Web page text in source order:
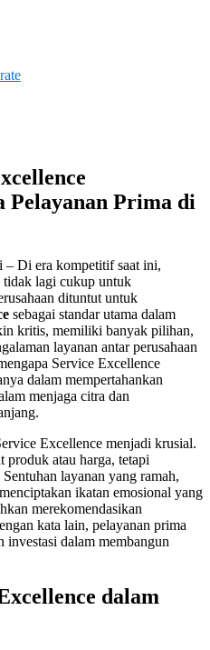
Pelayanan Prima di
– Di era kompetitif saat ini,
tidak lagi cukup untuk
dituntut untuk
sebagai standar utama dalam
kritis, memiliki banyak pilihan,
layanan antar perusahaan
Service Excellence
dalam mempertahankan
menjaga citra dan
Excellence menjadi krusial.
produk atau harga, tetapi
layanan yang ramah,
ikatan emosional yang
merekomendasikan
kata lain, pelayanan prima
investasi dalam membangun
dalam